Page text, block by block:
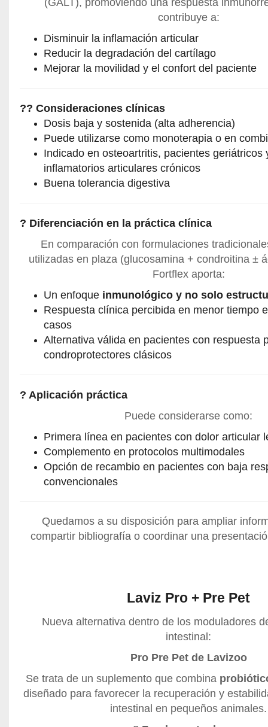
(GALT), promoviendo una respuesta
contribuye a:
Disminuir la inflamación articular
Reducir la degradación del cartílago
Mejorar la movilidad y el confort del paciente
?? Consideraciones clínicas
Dosis baja y sostenida (alta adherencia)
Puede utilizarse como monoterapia o en
Indicado en osteoartritis, pacientes geriátricos
inflamatorios articulares crónicos
Buena tolerancia digestiva
? Diferenciación en la práctica clínica
En comparación con formulaciones
utilizadas en plaza (glucosamina + condroitina ±
Fortflex aporta:
Un enfoque inmunológico y no solo
Respuesta clínica percibida en menor tiempo
casos
Alternativa válida en pacientes con respuesta
condroprotectores clásicos
? Aplicación práctica
Puede considerarse como:
Primera línea en pacientes con dolor articular
Complemento en protocolos multimodales
Opción de recambio en pacientes con baja
convencionales
Quedamos a su disposición para ampliar
compartir bibliografía o coordinar una
Laviz Pro + Pre Pet
Nueva alternativa dentro de los moduladores
intestinal:
Pro Pre Pet de Lavizoo
Se trata de un suplemento que combina
diseñado para favorecer la recuperación y
intestinal en pequeños animales.